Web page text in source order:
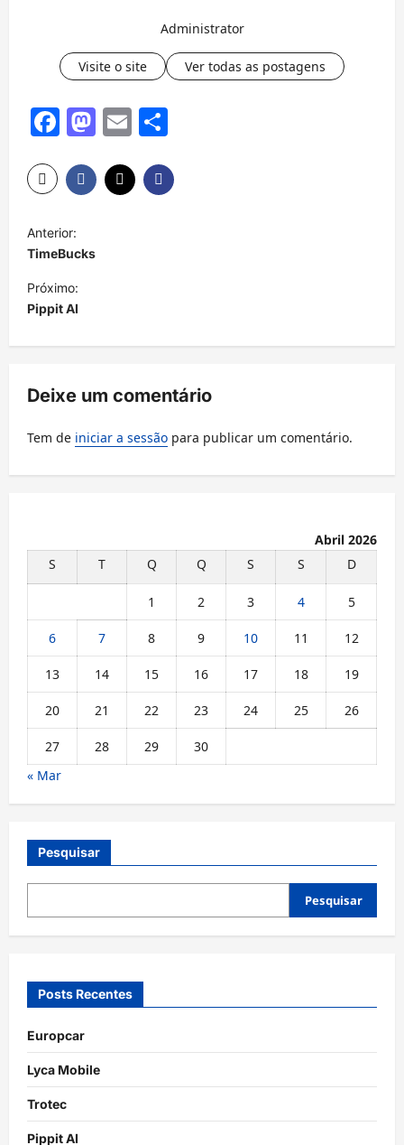
Administrator
Visite o site Ver todas as postagens
Facebook
Mastodon
Email
a
v
e
ç
o
d
r
t
s
Anterior:
TimeBucks
Próximo:
Pippit AI
Deixe um comentário
Tem de iniciar a sessão para publicar um comentário.
Abril 2026
S
T Q Q S S D
1 2 3 4 5
6 7 8 9 10 11 12
13 14 15 16 17 18 19
20 21 22 23 24 25 26
27 28 29
30
« Mar
Pesquisar
Pesquisar
Posts Recentes
Europcar
Lyca Mobile
Trotec
Pippit AI